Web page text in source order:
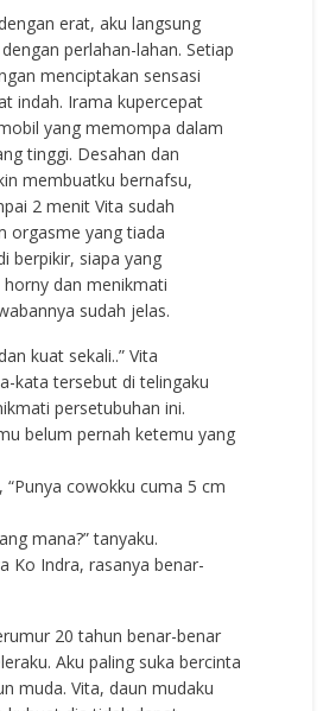
erat, aku langsung
perlahan-lahan. Setiap
menciptakan sensasi
indah. Irama kupercepat
yang memompa dalam
tinggi. Desahan dan
membuatku bernafsu,
2 menit Vita sudah
orgasme yang tiada
berpikir, siapa yang
horny dan menikmati
sudah jelas.
kuat sekali..” Vita
kata tersebut di telingaku
persetubuhan ini.
belum pernah ketemu yang
“Punya cowokku cuma 5 cm
mana?” tanyaku.
Ko Indra, rasanya benar-
20 tahun benar-benar
Aku paling suka bercinta
muda. Vita, daun mudaku